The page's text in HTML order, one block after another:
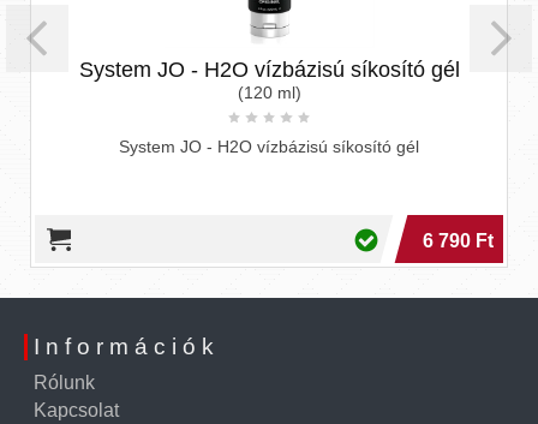
System JO - H2O vízbázisú síkosító gél
(120 ml)
System JO - H2O vízbázisú síkosító gél
6 790 Ft
Információk
Rólunk
Kapcsolat